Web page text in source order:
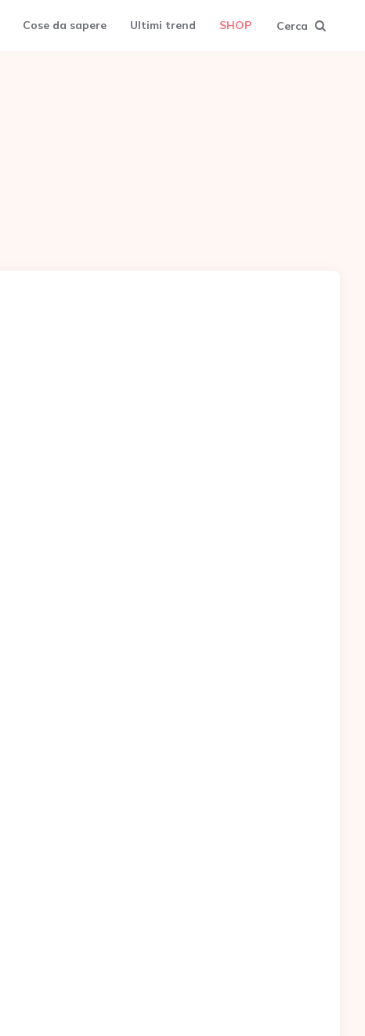
Cose da sapere Ultimi trend SHOP Cerca